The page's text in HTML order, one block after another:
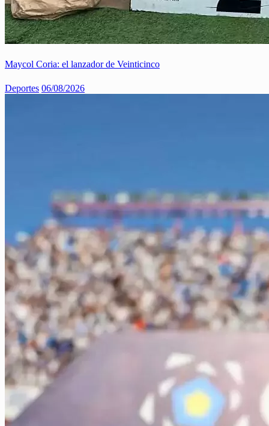
Maycol Coria: el lanzador de Veinticinco
Deportes 06/08/2026